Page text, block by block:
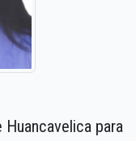
para